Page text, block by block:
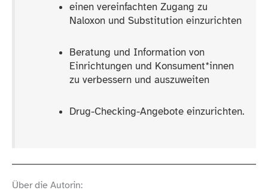
einen vereinfachten Zugang zu
Naloxon und Substitution einzurichten
Beratung und Information von
Einrichtungen und Konsu­ment*innen
zu verbessern und auszuweiten
Drug-​Checking-​Angebote einzurichten.
Über die Autorin: